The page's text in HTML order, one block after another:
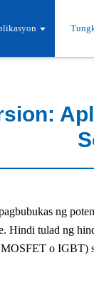
ng
Hindi tulad ng
o IGBT)